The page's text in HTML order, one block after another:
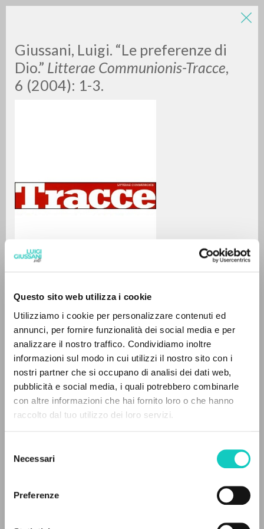
Questo sito web utilizza i cookie
Utilizziamo i cookie per personalizzare contenuti ed
annunci, per fornire funzionalità dei social media e per
analizzare il nostro traffico. Condividiamo inoltre
informazioni sul modo in cui utilizzi il nostro sito con i
nostri partner che si occupano di analisi dei dati web,
pubblicità e social media, i quali potrebbero combinarle
con altre informazioni che hai fornito loro o che hanno
raccolto dal tuo utilizzo dei loro servizi.
delNecessari
Preferenze
Giussani, Luigi. “Le preferenze di
Dio.” Litterae Communionis-Tracce,
6 (2004): 1-3.
Giussani LuigiAutore
Italiano
Litterae Communionis-Tracce
2004
Pagine: 3
FULL TEXT
RISULTATI SUCCESSIVI
IL PROGETTO
Il portale raccoglie e rende accessibili gli scritti
di Luigi Giussani: quasi 5000 voci bibliografiche,
testi integrali in 5 lingue e percorsi tematici
dedicati.